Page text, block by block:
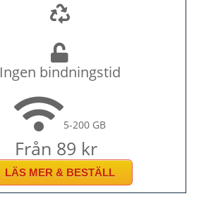
Ingen bindningstid
5-200 GB
Från 89 kr
LÄS MER & BESTÄLL